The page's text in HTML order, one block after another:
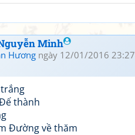
Minh
Hương ngày 12/01/2016 23:27
thành
Đường về thăm